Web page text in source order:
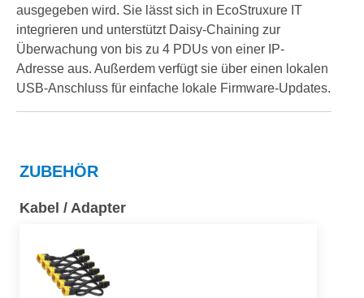
ausgegeben wird. Sie lässt sich in EcoStruxure IT
integrieren und unterstützt Daisy-Chaining zur
Überwachung von bis zu 4 PDUs von einer IP-
Adresse aus. Außerdem verfügt sie über einen lokalen
USB-Anschluss für einfache lokale Firmware-Updates.
ZUBEHÖR
Kabel / Adapter